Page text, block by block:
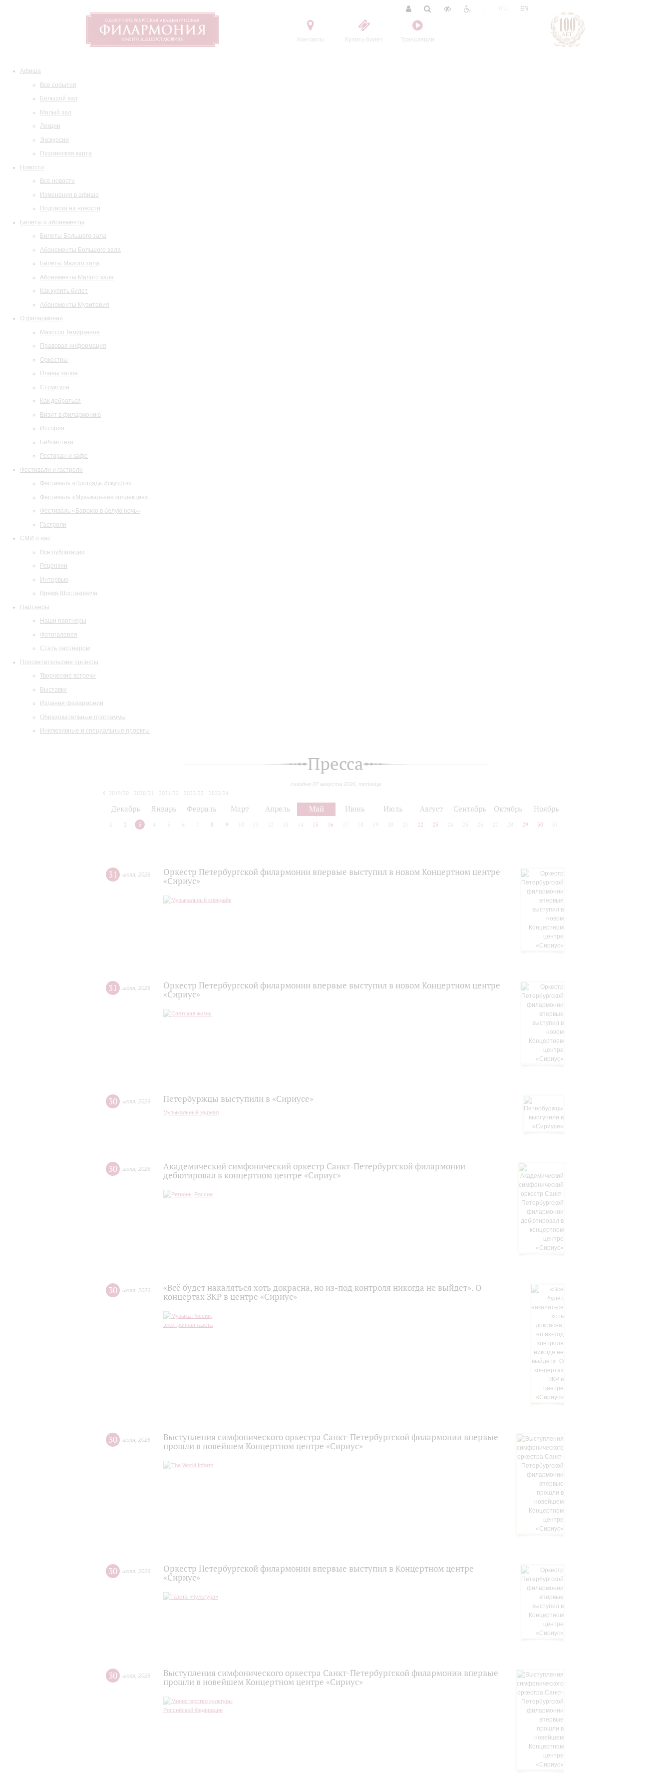
Контакты Купить билет Трансляции
EN
Афиша
Все события
Большой зал
Малый зал
Лекции
Экскурсии
Пушкинская карта
Новости
Все новости
Изменения в афише
Подписка на новости
Билеты и абонементы
Билеты Большого зала
Абонементы Большого зала
Билеты Малого зала
Абонементы Малого зала
Как купить билет
Абонементы Музитория
О филармонии
Маэстро Темирканов
Правовая информация
Оркестры
Планы залов
Структура
Как добраться
Визит в филармонию
История
Библиотека
Ресторан и кафе
Фестивали и гастроли
Фестиваль «Площадь Искусств»
Фестиваль «Музыкальная коллекция»
Фестиваль «Барокко в белую ночь»
Гастроли
СМИ о нас
Все публикации
Рецензии
Интервью
Время Шостаковича
Партнеры
Наши партнеры
Фотогалерея
Стать партнером
Просветительские проекты
Творческие встречи
Выставки
Издания филармонии
Образовательные программы
Инклюзивные и специальные проекты
Пресса
сегодня 07 августа 2026, пятница
2019/20 2020/21 2021/22 2022/23
2023/24
Декабрь Январь Февраль Март Апрель Май Июнь Июль Август Сентябрь Октябрь Ноябрь
1 2 3 4 5 6 7 8 9 10 12 13 14 15 16 17 18 19 20 21 22 23 24 25 26 27 28 29 30 31
31 июля 2026
Оркестр Петербургской филармонии впервые выступил в новом Концертном центре
«Сириус»
31 июля 2026
Оркестр Петербургской филармонии впервые выступил в новом Концертном центре
«Сириус»
30 июля 2026 Петербуржцы выступили в «Сириусе»
Музыкальный журнал
30 июля 2026
Академический симфонический оркестр Санкт-Петербургской филармонии
дебютировал в концертном центре «Сириус»
30 июля 2026
«Всё будет накаляться хоть докрасна, но из-под контроля никогда не выйдет». О
концертах ЗКР в центре «Сириус»
30 июля 2026
Выступления симфонического оркестра Санкт-Петербургской филармонии впервые
прошли в новейшем Концертном центре «Сириус»
30 июля 2026
Оркестр Петербургской филармонии впервые выступил в Концертном центре
«Сириус»
30 июля 2026
Выступления симфонического оркестра Санкт-Петербургской филармонии впервые
прошли в новейшем Концертном центре «Сириус»